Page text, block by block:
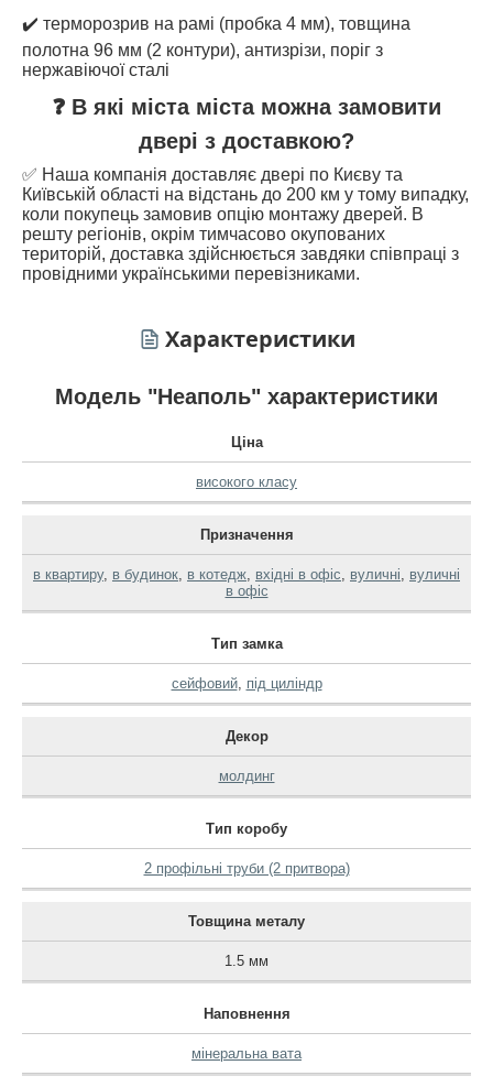
✔️ терморозрив на рамі (пробка 4 мм), товщина
полотна 96 мм (2 контури), антизрізи, поріг з
нержавіючої сталі
❓ В які міста міста можна замовити
двері з доставкою?
✅ Наша компанія доставляє двері по Києву та
Київській області на відстань до 200 км у тому випадку,
коли покупець замовив опцію монтажу дверей. В
решту регіонів, окрім тимчасово окупованих
територій, доставка здійснюється завдяки співпраці з
провідними українськими перевізниками.
Характеристики
Модель "Неаполь" характеристики
Ціна
високого класу
Призначення
в квартиру, в будинок, в котедж, вхідні в офіс, вуличні, вуличні
в офіс
Тип замка
сейфовий, під циліндр
Декор
молдинг
Тип коробу
2 профільні труби (2 притвора)
Товщина металу
1.5 мм
Наповнення
мінеральна вата